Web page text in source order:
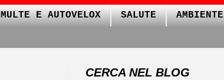
MULTE E AUTOVELOX SALUTE AMBIENTE
CERCA NEL BLOG